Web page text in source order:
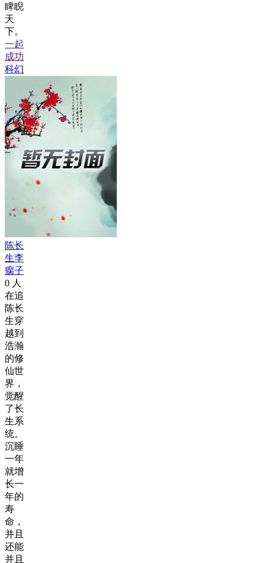
睥睨
天
下。
一起
成功
科幻
陈长
生李
瘸子
0 人
在追
陈长
生穿
越到
浩瀚
的修
仙世
界，
觉醒
了长
生系
统。
沉睡
一年
就增
长一
年的
寿
命，
并且
还能
并且